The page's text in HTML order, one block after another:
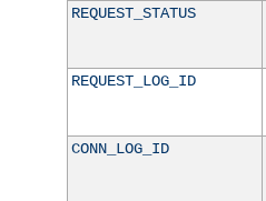
REQUEST_STATUS
REQUEST_LOG_ID
CONN_LOG_ID